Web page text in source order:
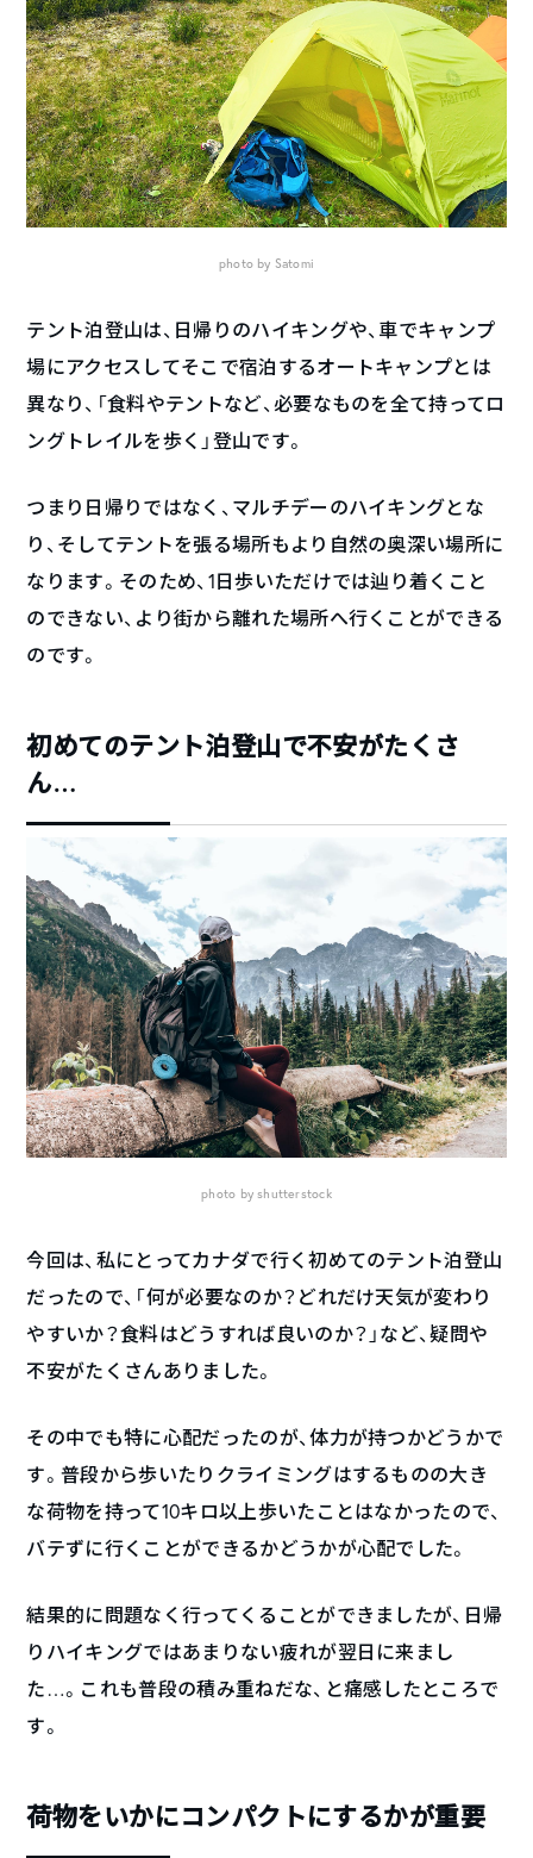
photo by Satomi
テント泊登山は、日帰りのハイキングや、車でキャンプ
場にアクセスしてそこで宿泊するオートキャンプとは
異なり、「食料やテントなど、必要なものを全て持ってロ
ングトレイルを歩く」登山です。
つまり日帰りではなく、マルチデーのハイキングとな
り、そしてテントを張る場所もより自然の奥深い場所に
なります。そのため、1日歩いただけでは辿り着くこと
のできない、より街から離れた場所へ行くことができる
のです。
初めてのテント泊登山で不安がたくさ
ん…
photo by shutterstock
今回は、私にとってカナダで行く初めてのテント泊登山
だったので、「何が必要なのか？どれだけ天気が変わり
やすいか？食料はどうすれば良いのか？」など、疑問や
不安がたくさんありました。
その中でも特に心配だったのが、体力が持つかどうかで
す。普段から歩いたりクライミングはするものの大き
な荷物を持って10キロ以上歩いたことはなかったので、
バテずに行くことができるかどうかが心配でした。
結果的に問題なく行ってくることができましたが、日帰
りハイキングではあまりない疲れが翌日に来まし
た…。これも普段の積み重ねだな、と痛感したところで
す。
荷物をいかにコンパクトにするかが重要